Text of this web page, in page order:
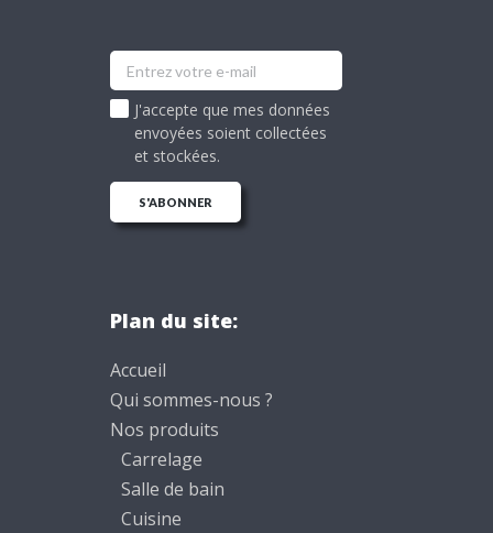
J'accepte que mes données
envoyées soient collectées
et stockées.
Plan du site:
Accueil
Qui sommes-nous ?
Nos produits
Carrelage
Salle de bain
Cuisine